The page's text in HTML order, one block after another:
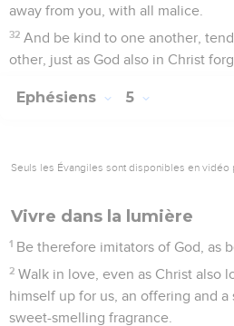
away from you, with all malice.
32 And be kind to one another,
other, just as God also in Christ
Ephésiens 5
Seuls les Évangiles sont disponibles en vidéo
Vivre dans la lumière
1 Be therefore imitators of God, as
2 Walk in love, even as Christ also
himself up for us, an offering and a
sweet-smelling fragrance.